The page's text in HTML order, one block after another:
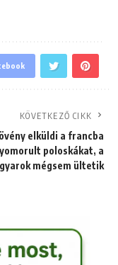
KÖVETKEZŐ CIKK
elküldi a francba
poloskákat, a
mégsem ültetik